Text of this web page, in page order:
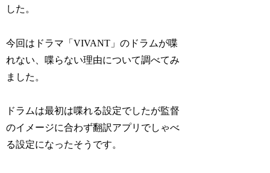
した。
今回はドラマ「VIVANT」のドラムが喋
れない、喋らない理由について調べてみ
ました。
ドラムは最初は喋れる設定でしたが監督
のイメージに合わず翻訳アプリでしゃべ
る設定になったそうです。